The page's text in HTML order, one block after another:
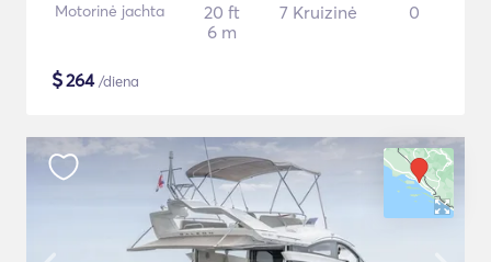
Motorinė jachta
20 ft
6 m
7 Kruizinė 0
$264/diena